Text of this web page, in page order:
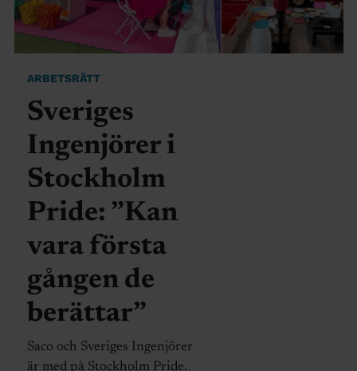
ARBETSRÄTT
Sveriges
Ingenjörer i
Stockholm
Pride: ”Kan
vara första
gången de
berättar”
Saco och Sveriges Ingenjörer
är med på Stockholm Pride.